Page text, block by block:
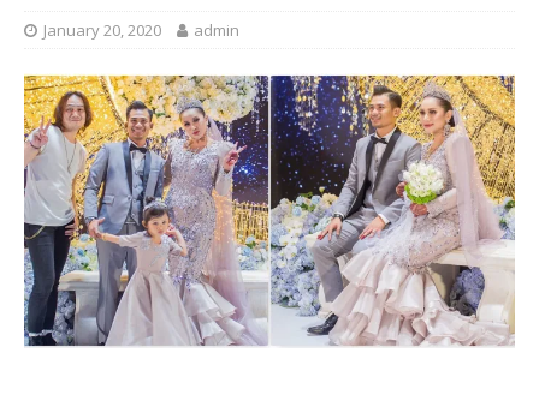
January 20, 2020 admin